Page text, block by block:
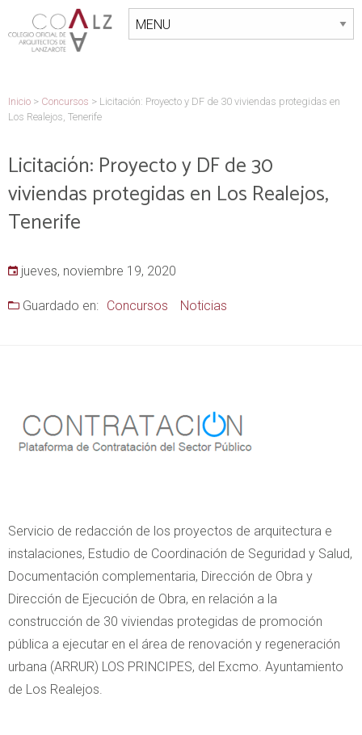
Inicio > Concursos > Licitación: Proyecto y DF de 30 viviendas protegidas en
Los Realejos, Tenerife
Licitación: Proyecto y DF de 30
viviendas protegidas en Los Realejos,
Tenerife
jueves, noviembre 19, 2020
Guardado en: Concursos Noticias
Servicio de redacción de los proyectos de arquitectura e
instalaciones, Estudio de Coordinación de Seguridad y Salud,
Documentación complementaria, Dirección de Obra y
Dirección de Ejecución de Obra, en relación a la
construcción de 30 viviendas protegidas de promoción
pública a ejecutar en el área de renovación y regeneración
urbana (ARRUR) LOS PRINCIPES, del Excmo. Ayuntamiento
de Los Realejos.